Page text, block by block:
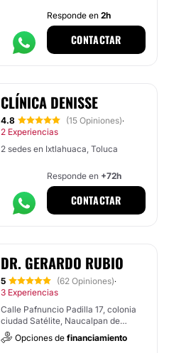
Responde en 2h
CONTACTAR
CLÍNICA DENISSE
4.8 (15 Opiniones)·
2 Experiencias
2 sedes en Ixtlahuaca, Toluca
Responde en +72h
CONTACTAR
DR. GERARDO RUBIO
5 (62 Opiniones)·
3 Experiencias
Calle Pafnuncio Padilla 17, colonia
ciudad Satélite, Naucalpan de
Juárez
Opciones de financiamiento